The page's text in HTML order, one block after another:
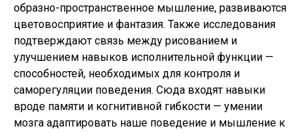
образно-пространственное мышление, развиваются
цветовосприятие и фантазия. Также исследования
подтверждают связь между рисованием и
улучшением навыков исполнительной функции —
способностей, необходимых для контроля и
саморегуляции поведения. Сюда входят навыки
вроде памяти и когнитивной гибкости — умении
мозга адаптировать наше поведение и мышление к